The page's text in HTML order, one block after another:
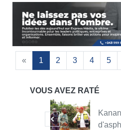
« 1 2 3 4 5
VOUS AVEZ RATÉ
Kananga :
d'asphal...